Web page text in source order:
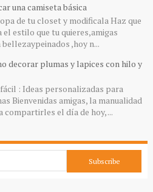
una camiseta básica
de tu closet y modificala Haz que
estilo que tu quieres,amigas
bellezaypeinados ,hoy n...
decorar plumas y lapices con hilo y
: Ideas personalizadas para
Bienvenidas amigas, la manualidad
compartirles el día de hoy, ...